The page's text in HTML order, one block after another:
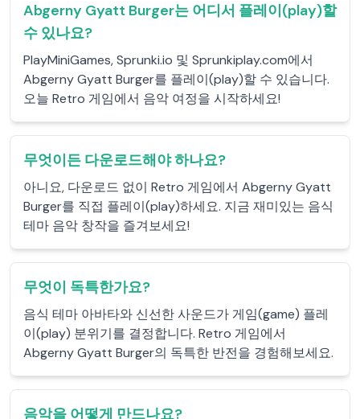
Abgerny Gyatt Burger는 어디서 플레이(play)할
수 있나요?
PlayMiniGames, Sprunki.io 및 Sprunkiplay.com에서
Abgerny Gyatt Burger를 플레이(play)할 수 있습니다.
오늘 Retro 게임에서 음악 여정을 시작하세요!
무엇이든 다운로드해야 하나요?
아니요, 다운로드 없이 Retro 게임에서 Abgerny Gyatt
Burger를 직접 플레이(play)하세요. 지금 재미있는 음식
테마 음악 창작을 즐겨보세요!
무엇이 독특한가요?
음식 테마 아바타와 신선한 사운드가 게임(game) 플레
이(play) 분위기를 결정합니다. Retro 게임에서
Abgerny Gyatt Burger의 독특한 반전을 경험해보세요.
음악을 어떻게 만드나요?